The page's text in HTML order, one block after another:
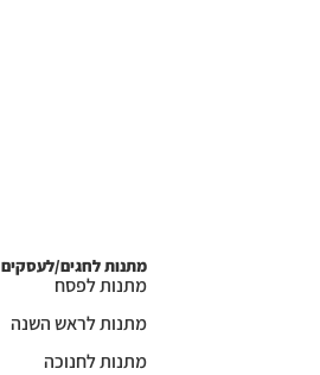
מתנות לחגים/לעסקים
מתנות לפסח
מתנות לראש השנה
מתנות לחנוכה